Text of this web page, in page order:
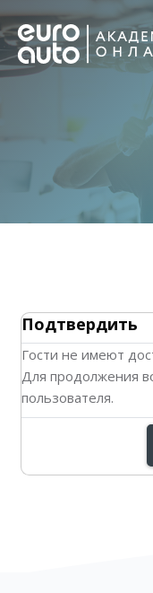
Блоки
Подтвердить
Гости не имеют
Для продолжения
пользователя.